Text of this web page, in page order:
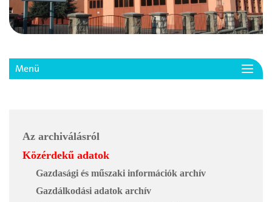
Menü
Az archiválásról
Közérdekű adatok
Gazdasági és műszaki információk archív
Gazdálkodási adatok archív